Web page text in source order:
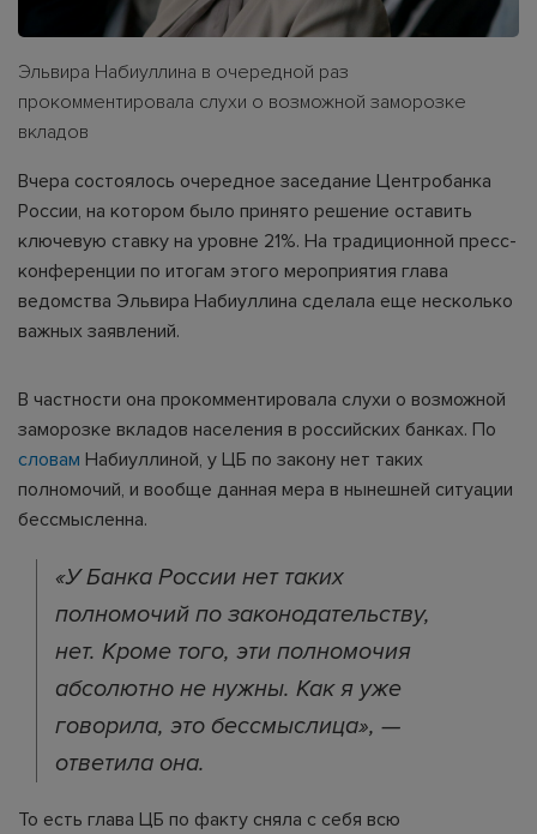
Эльвира Набиуллина в очередной раз
прокомментировала слухи о возможной заморозке
вкладов
Вчера состоялось очередное заседание Центробанка
России, на котором было принято решение оставить
ключевую ставку на уровне 21%. На традиционной пресс-
конференции по итогам этого мероприятия глава
ведомства Эльвира Набиуллина сделала еще несколько
важных заявлений.
В частности она прокомментировала слухи о возможной
заморозке вкладов населения в российских банках. По
словам Набиуллиной, у ЦБ по закону нет таких
полномочий, и вообще данная мера в нынешней ситуации
бессмысленна.
«У Банка России нет таких
полномочий по законодательству,
нет. Кроме того, эти полномочия
абсолютно не нужны. Как я уже
говорила, это бессмыслица», —
ответила она.
То есть глава ЦБ по факту сняла с себя всю